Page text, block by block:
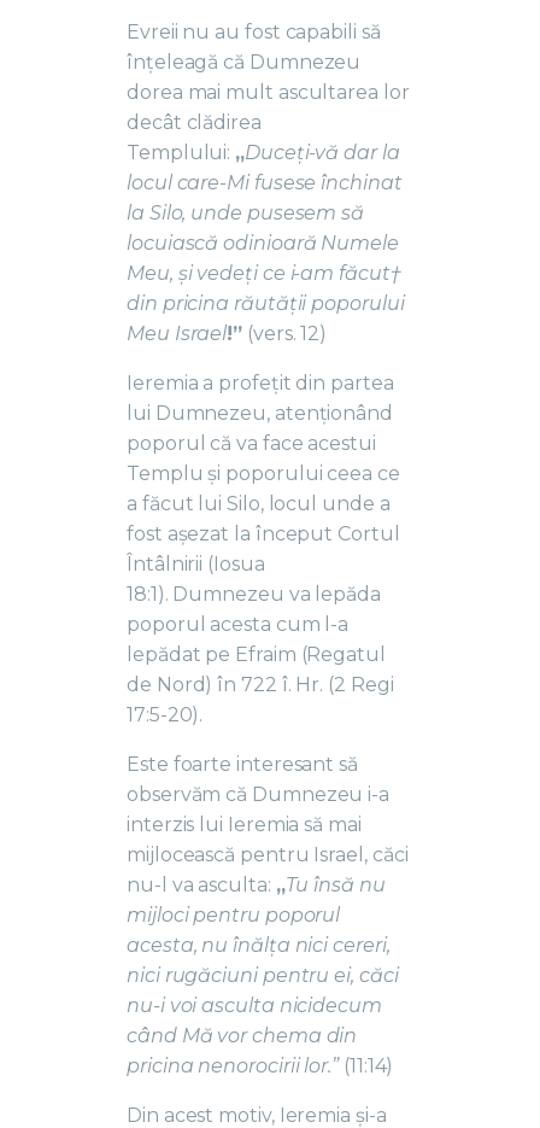
Evreii nu au fost capabili să
înțeleagă că Dumnezeu
dorea mai mult ascultarea lor
decât clădirea
Templului: „Duceți-vă dar la
locul care-Mi fusese închinat
la Silo, unde pusesem să
locuiască odinioară Numele
Meu, și vedeți ce i-am făcut†
din pricina răutății poporului
Meu Israel!” (vers. 12)
Ieremia a profețit din partea
lui Dumnezeu, atenționând
poporul că va face acestui
Templu și poporului ceea ce
a făcut lui Silo, locul unde a
fost așezat la început Cortul
Întâlnirii (Iosua
18:1). Dumnezeu va lepăda
poporul acesta cum l-a
lepădat pe Efraim (Regatul
de Nord) în 722 î. Hr. (2 Regi
17:5-20).
Este foarte interesant să
observăm că Dumnezeu i-a
interzis lui Ieremia să mai
mijlocească pentru Israel, căci
nu-l va asculta: „Tu însă nu
mijloci pentru poporul
acesta, nu înălța nici cereri,
nici rugăciuni pentru ei, căci
nu-i voi asculta nicidecum
când Mă vor chema din
pricina nenorocirii lor.”(11:14)
Din acest motiv, Ieremia și-a